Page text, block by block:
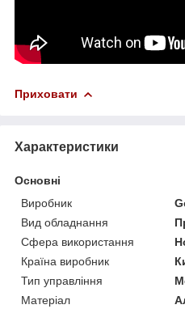
Приховати
Характеристики
Основні
Виробник
Вид обладнання
Сфера використання
Країна виробник
Тип управління
Матеріал